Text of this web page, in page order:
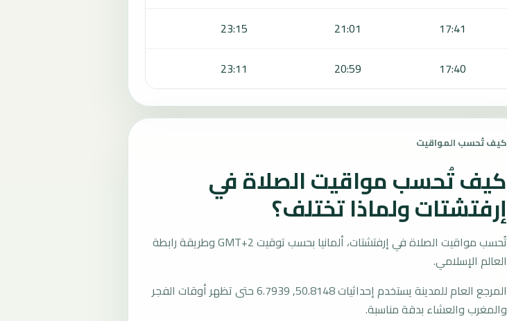
17:41
21:01
23:15
17:40
20:59
23:11
كيف تُحسب المواقيت
كيف تُحسب مواقيت الصلاة في
إرفتشتات ولماذا تختلف؟
تُحسب مواقيت الصلاة في إرفتشتات، ألمانيا بحسب توقيت GMT+2 وطريقة رابطة
العالم الإسلامي.
المرجع العام للمدينة يستخدم إحداثيات 50.8148, 6.7939 حتى تظهر أوقات الفجر
والمغرب والعشاء بدقة مناسبة.